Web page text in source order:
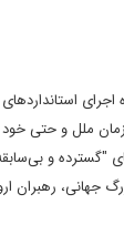
استاندارد‌های
ملل و حتی
اروپایی‌ها تحریم‌های "گسترده و
جهانی، رهبران